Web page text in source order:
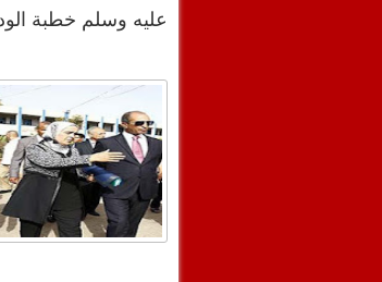
عليه وسلم خطبة الوداع من